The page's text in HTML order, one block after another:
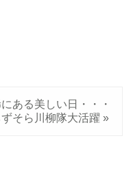
ある美しい日・・・
ずそら川柳隊大活躍 »